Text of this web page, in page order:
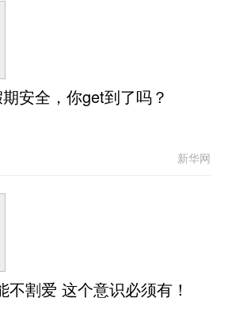
安全，你get到了吗？
新华网
不割爱 这个意识必须有！